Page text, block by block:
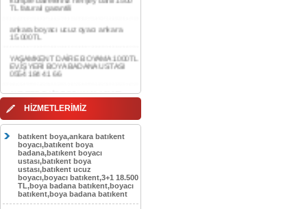
ankara boyacı ucuz oyacı ankara
15.000TL
YAŞAMKENT DAİRE BOYAMA 1000TL
EV,İŞYERİ BOYA BADANA USTASI
AKDERE DAİRE BOYAMA 1000TL
EV,İŞYERİ BOYA BADANA USTASI
CEBECİ DAİRE BOYAMA 1000TL
0554 184 41 66
HASKÖY DAİRE BOYAMA 1000TL
EV,İŞYERİ BOYA BADANA USTASI
0554 184 41 66
GÖLBAŞI DAİRE BOYAMA 1000TL
EV,İŞYERİ BOYA BADANA USTASI
0554 184 41 66
HİZMETLERİMİZ
batıkent boya,ankara batıkent
boyacı,batıkent boya
badana,batıkent boyacı
ustası,batıkent boya
ustası,batıkent ucuz
boyacı,boyacı batıkent,3+1 18.500
TL,boya badana batıkent,boyacı
batıkent,boya badana batıkent